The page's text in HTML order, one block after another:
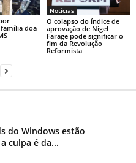
doa
Notícias
O colapso do índice de
aprovação de Nigel
Farage pode significar o
fim da Revolução
Reformista
do Windows estão
culpa é da...